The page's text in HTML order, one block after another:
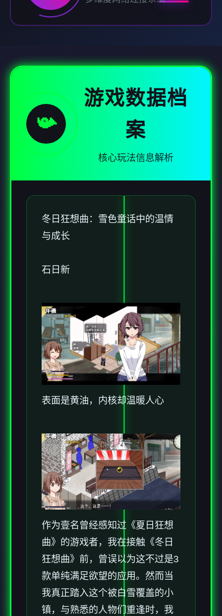
📯
游戏数据档
案
核心玩法信息解析
冬日狂想曲：雪色童话中的温情
与成长
石日新
表面是黄油，内核却温暖人心
作为壹名曾经感知过《夏日狂想
曲》的游戏者，我在接触《冬日
狂想曲》前，曾误以为这不过是3
款​​单纯满足欲望的应用​​。然而当
我真正踏入这个被白雪覆盖的小
镇，与熟悉的人物们重逢时，我